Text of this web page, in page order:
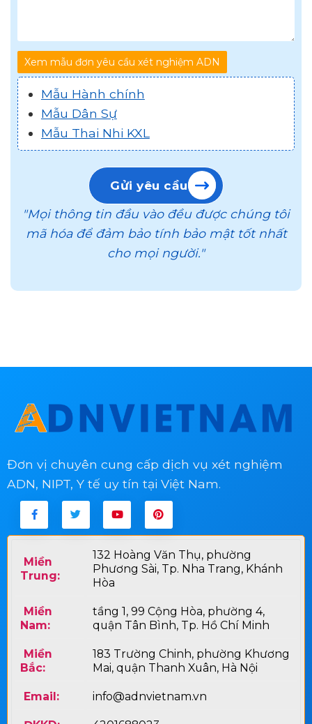
Xem mẫu đơn yêu cầu xét nghiệm ADN
Mẫu Hành chính
Mẫu Dân Sự
Mẫu Thai Nhi KXL
Gửi yêu cầu
"Mọi thông tin đầu vào đều được chúng tôi
mã hóa để đảm bảo tính bảo mật tốt nhất
cho mọi người."
Đơn vị chuyên cung cấp dịch vụ xét nghiệm
ADN, NIPT, Y tế uy tín tại Việt Nam.
Miền
Trung:
132 Hoàng Văn Thụ, phường
Phương Sài, Tp. Nha Trang, Khánh
Hòa
Miền
Nam:
tầng 1, 99 Cộng Hòa, phường 4,
quận Tân Bình, Tp. Hồ Chí Minh
Miền
Bắc:
183 Trường Chinh, phường Khương
Mai, quận Thanh Xuân, Hà Nội
Email: info@adnvietnam.vn